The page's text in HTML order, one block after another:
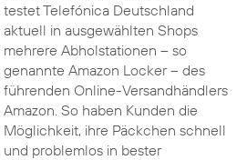
testet Telefónica Deutschland
aktuell in ausgewählten Shops
mehrere Abholstationen – so
genannte Amazon Locker – des
führenden Online-Versandhändlers
Amazon. So haben Kunden die
Möglichkeit, ihre Päckchen schnell
und problemlos in bester